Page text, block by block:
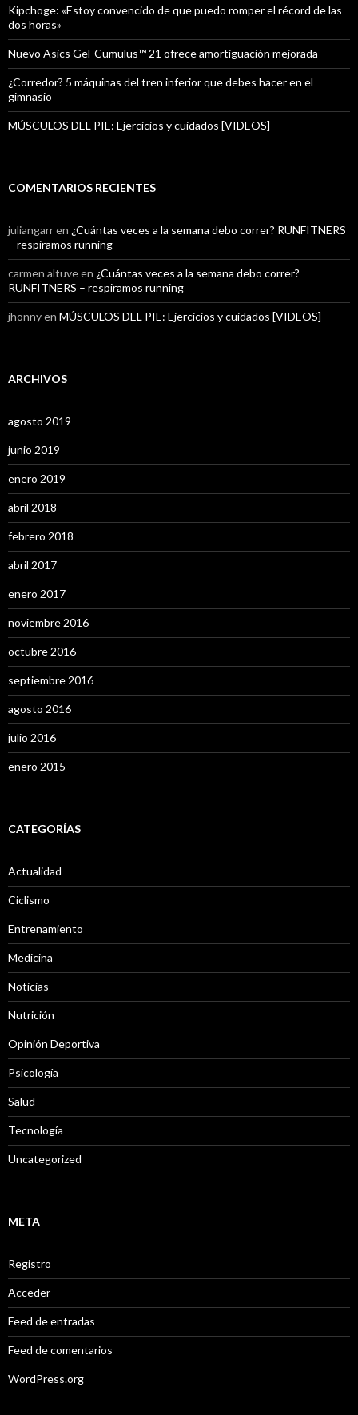
Kipchoge: «Estoy convencido de que puedo romper el récord de las
dos horas»
Nuevo Asics Gel-Cumulus™ 21 ofrece amortiguación mejorada
¿Corredor? 5 máquinas del tren inferior que debes hacer en el
gimnasio
MÚSCULOS DEL PIE: Ejercicios y cuidados [VIDEOS]
COMENTARIOS RECIENTES
juliangarren ¿Cuántas veces a la semana debo correr? RUNFITNERS
– respiramos running
carmen altuveen ¿Cuántas veces a la semana debo correr?
RUNFITNERS – respiramos running
jhonnyen MÚSCULOS DEL PIE: Ejercicios y cuidados [VIDEOS]
ARCHIVOS
agosto 2019
junio 2019
enero 2019
abril 2018
febrero 2018
abril 2017
enero 2017
noviembre 2016
octubre 2016
septiembre 2016
agosto 2016
julio 2016
enero 2015
CATEGORÍAS
Actualidad
Ciclismo
Entrenamiento
Medicina
Noticias
Nutrición
Opinión Deportiva
Psicología
Salud
Tecnología
Uncategorized
META
Registro
Acceder
Feed de entradas
Feed de comentarios
WordPress.org